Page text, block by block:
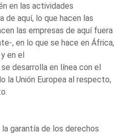
en las actividades
de aquí, lo que hacen las
las empresas de aquí fuera
, en lo que se hace en África,
en el
desarrolla en línea con el
la Unión Europea al respecto,
garantía de los derechos